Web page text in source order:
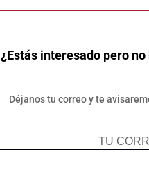
¿Estás interesado pero
Déjanos tu correo y te
TU